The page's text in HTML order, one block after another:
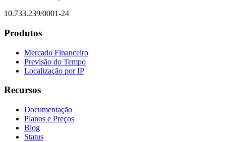
10.733.239/0001-24
Produtos
Mercado Financeiro
Previsão do Tempo
Localização por IP
Recursos
Documentação
Planos e Preços
Blog
Status